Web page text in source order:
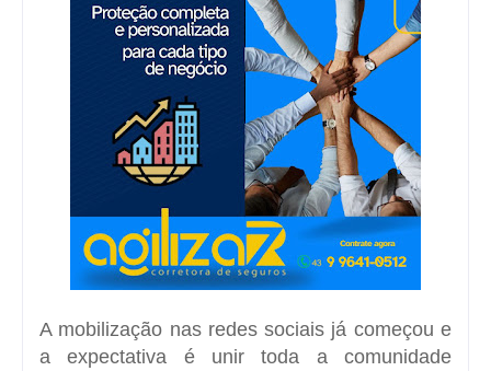
A mobilização nas redes sociais já começou e
a expectativa é unir toda a comunidade